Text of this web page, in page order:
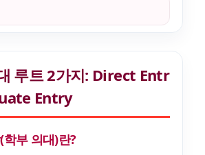
루트 2가지: Direct Entr
Entry
부 의대)란?